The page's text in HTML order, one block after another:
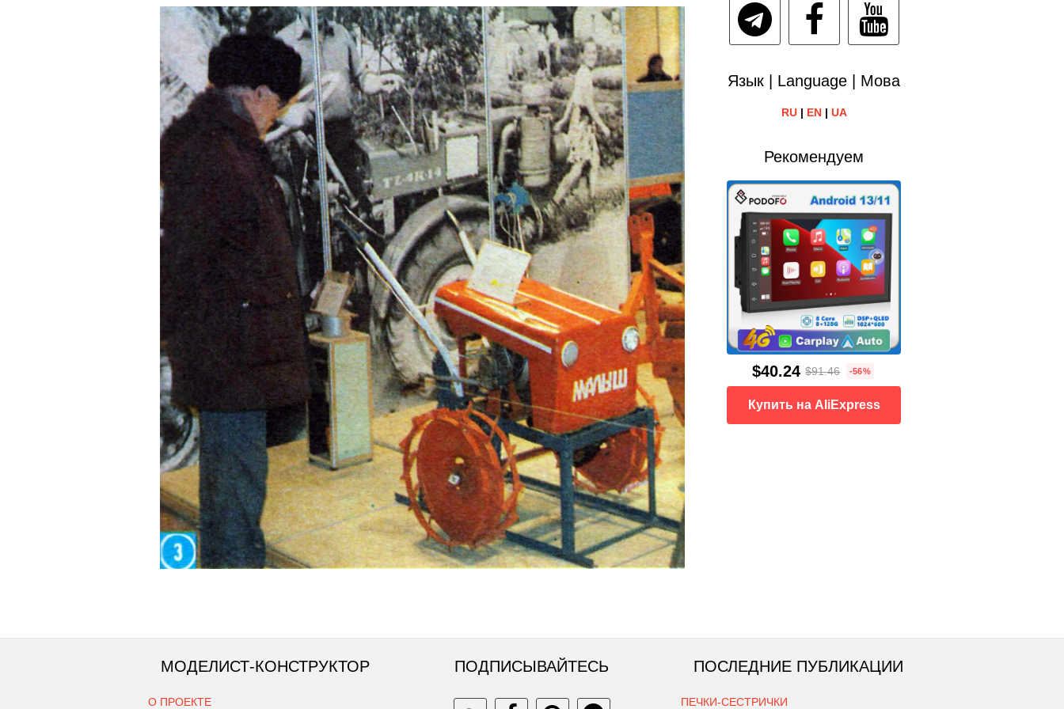
Язык | Language | Мова
RU| EN| UA
Рекомендуем
$40.24 $91.46 -56%
Купить на AliExpress
МОДЕЛИСТ-КОНСТРУКТОР
О ПРОЕКТЕ
ПОДПИСЫВАЙТЕСЬ ПОСЛЕДНИЕ ПУБЛИКАЦИИ
ПЕЧКИ-СЕСТРИЧКИ